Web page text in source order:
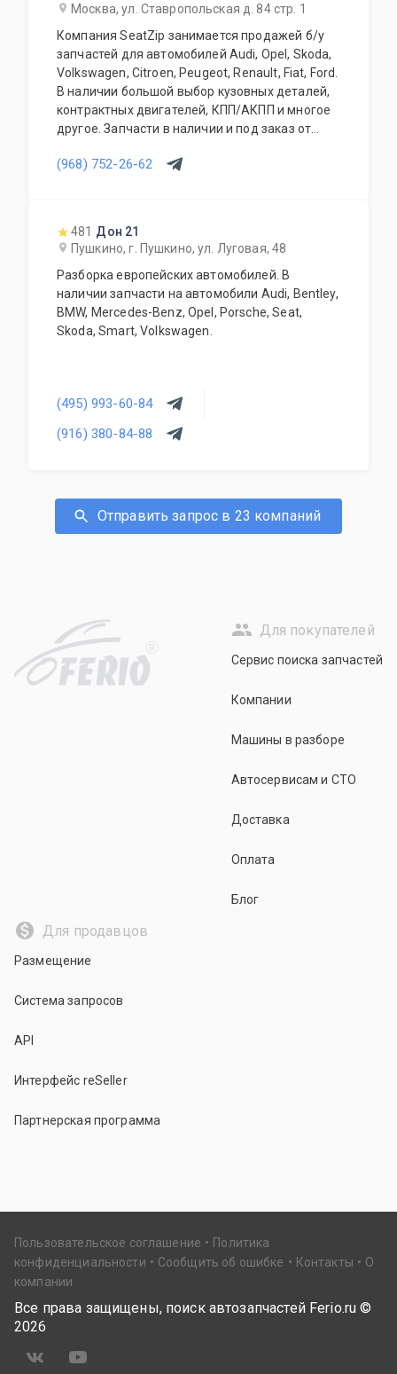
Москва, ул. Ставропольская д. 84 стр. 1
Компания SeatZip занимается продажей б/у
запчастей для автомобилей Audi, Opel, Skoda,
Volkswagen, Citroen, Peugeot, Renault, Fiat, Ford.
В наличии большой выбор кузовных деталей,
контрактных двигателей, КПП/АКПП и многое
другое. Запчасти в наличии и под заказ от
(968) 752-26-62
481 Дон 21
Пушкино, г. Пушкино, ул. Луговая, 48
Разборка европейских автомобилей. В
наличии запчасти на автомобили Audi, Bentley,
BMW, Mercedes-Benz, Opel, Porsche, Seat,
Skoda, Smart, Volkswagen.
(495) 993-60-84
(916) 380-84-88
Отправить запрос в 23 компаний
R
Для покупателей
Сервис поиска запчастей
Компании
Машины в разборе
Автосервисам и СТО
Доставка
Оплата
Блог
Для продавцов
Размещение
Система запросов
API
Интерфейс reSeller
Партнерская программа
Пользовательское соглашение
Политика
конфиденциальности
Сообщить об ошибке Контакты
О
компании
Все права защищены, поиск автозапчастей Ferio.ru ©
2026